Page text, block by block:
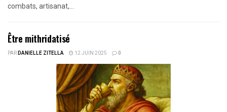
combats, artisanat,...
Être mithridatisé
PARDANIELLE ZITELLA 12 JUIN 2025 0